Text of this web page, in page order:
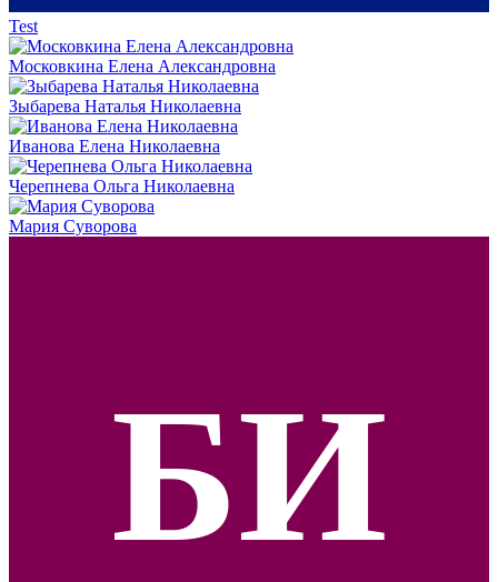
Test
Московкина Елена Александровна
Зыбарева Наталья Николаевна
Иванова Елена Николаевна
Черепнева Ольга Николаевна
Мария Суворова
БИ